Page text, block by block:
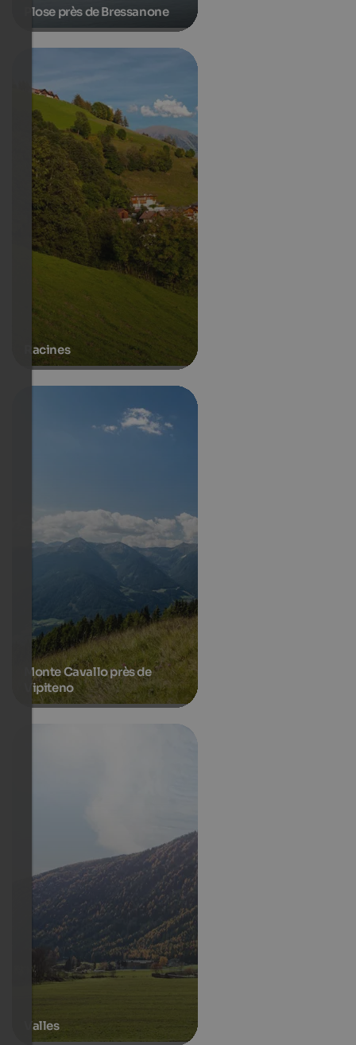
Plose près de Bressanone
Racines
Monte Cavallo près de
Vipiteno
Valles